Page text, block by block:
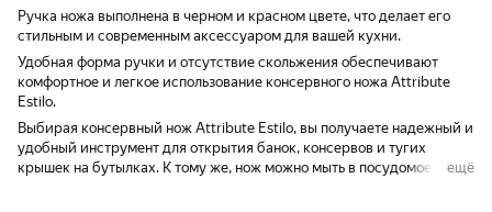
Ручка ножа выполнена в черном и красном цвете, что делает его
стильным и современным аксессуаром для вашей кухни.
Удобная форма ручки и отсутствие скольжения обеспечивают
комфортное и легкое использование консервного ножа Attribute
Estilo.
Выбирая консервный нож Attribute Estilo, вы получаете надежный и
удобный инструмент для открытия банок, консервов и тугих
крышек на бутылках. К тому же, нож можно мыть в посудомоечной
ещё